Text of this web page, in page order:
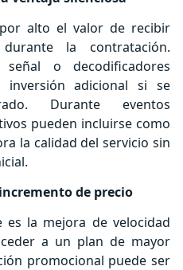
alto el valor de recibir
la contratación.
o decodificadores
inversión adicional si se
Durante eventos
pueden incluirse como
la calidad del servicio sin
de precio
la mejora de velocidad
a un plan de mayor
promocional puede ser